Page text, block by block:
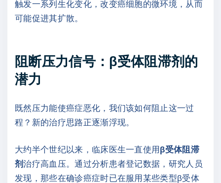
触发一系列生化变化，改变癌细胞的微环境，从而
可能促进其扩散。
阻断压力信号：β受体阻滞剂的
潜力
既然压力能使癌症恶化，我们该如何阻止这一过
程？新的治疗思路正逐渐浮现。
大约半个世纪以来，临床医生一直使用β受体阻滞
剂治疗高血压。通过分析患者登记数据，研究人员
发现，那些在确诊癌症时已在服用某些类型β受体